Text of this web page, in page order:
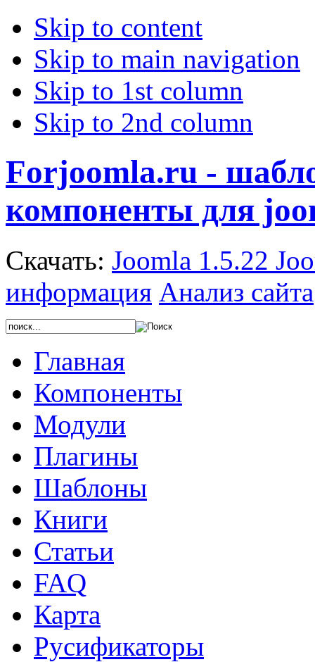
Skip to content
Skip to main navigation
Skip to 1st column
Skip to 2nd column
Forjoomla.ru -
компоненты для
Скачать: Joomla 1.5.22
информация Анализ сайта
Главная
Компоненты
Модули
Плагины
Шаблоны
Книги
Статьи
FAQ
Карта
Русификаторы